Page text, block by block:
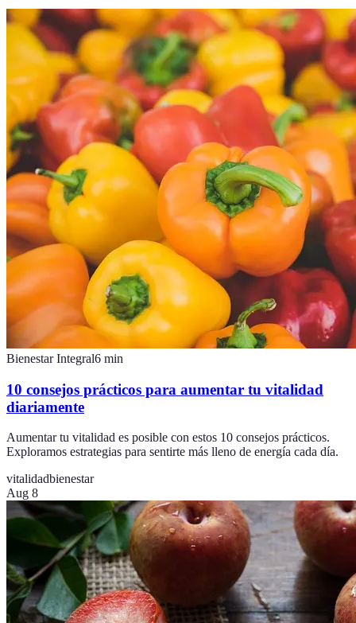
Bienestar Integral6 min
10 consejos prácticos para aumentar tu vitalidad
diariamente
Aumentar tu vitalidad es posible con estos 10 consejos prácticos.
Exploramos estrategias para sentirte más lleno de energía cada día.
vitalidadbienestar
Aug 8